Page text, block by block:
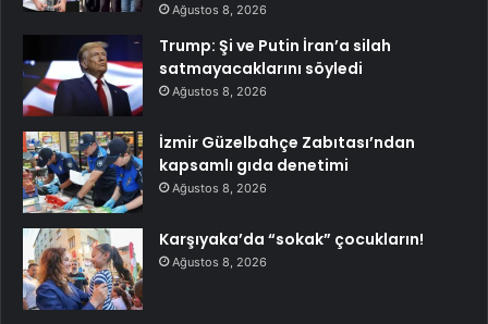
Ağustos 8, 2026
Trump: Şi ve Putin İran’a silah
satmayacaklarını söyledi
Ağustos 8, 2026
İzmir Güzelbahçe Zabıtası’ndan
kapsamlı gıda denetimi
Ağustos 8, 2026
Karşıyaka’da “sokak” çocukların!
Ağustos 8, 2026